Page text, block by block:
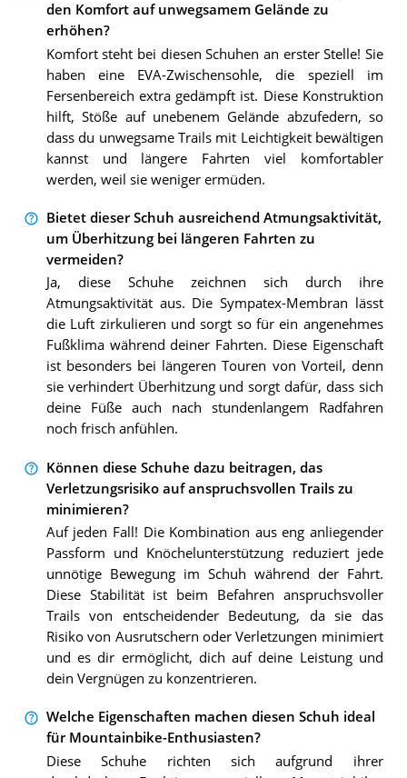
den Komfort auf unwegsamem Gelände zu
erhöhen?
Komfort steht bei diesen Schuhen an erster Stelle! Sie
haben eine EVA-Zwischensohle, die speziell im
Fersenbereich extra gedämpft ist. Diese Konstruktion
hilft, Stöße auf unebenem Gelände abzufedern, so
dass du unwegsame Trails mit Leichtigkeit bewältigen
kannst und längere Fahrten viel komfortabler
werden, weil sie weniger ermüden.
Bietet dieser Schuh ausreichend Atmungsaktivität,
um Überhitzung bei längeren Fahrten zu
vermeiden?
Ja, diese Schuhe zeichnen sich durch ihre
Atmungsaktivität aus. Die Sympatex-Membran lässt
die Luft zirkulieren und sorgt so für ein angenehmes
Fußklima während deiner Fahrten. Diese Eigenschaft
ist besonders bei längeren Touren von Vorteil, denn
sie verhindert Überhitzung und sorgt dafür, dass sich
deine Füße auch nach stundenlangem Radfahren
noch frisch anfühlen.
Können diese Schuhe dazu beitragen, das
Verletzungsrisiko auf anspruchsvollen Trails zu
minimieren?
Auf jeden Fall! Die Kombination aus eng anliegender
Passform und Knöchelunterstützung reduziert jede
unnötige Bewegung im Schuh während der Fahrt.
Diese Stabilität ist beim Befahren anspruchsvoller
Trails von entscheidender Bedeutung, da sie das
Risiko von Ausrutschern oder Verletzungen minimiert
und es dir ermöglicht, dich auf deine Leistung und
dein Vergnügen zu konzentrieren.
Welche Eigenschaften machen diesen Schuh ideal
für Mountainbike-Enthusiasten?
Diese Schuhe richten sich aufgrund ihrer